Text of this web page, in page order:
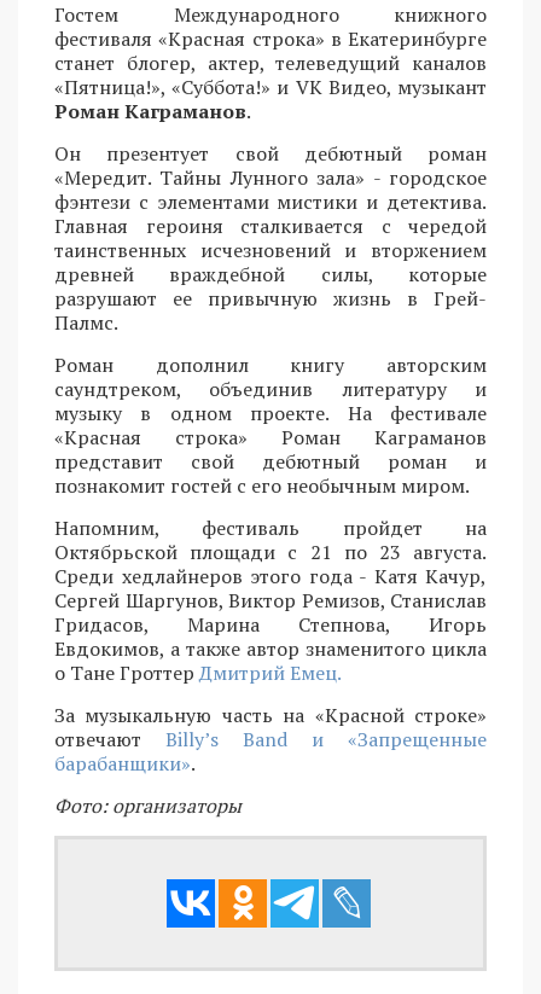
Гостем Международного книжного
фестиваля «Красная строка» в Екатеринбурге
станет блогер, актер, телеведущий каналов
«Пятница!», «Суббота!» и VK Видео, музыкант
Роман Каграманов.
Он презентует свой дебютный роман
«Мередит. Тайны Лунного зала» - городское
фэнтези с элементами мистики и детектива.
Главная героиня сталкивается с чередой
таинственных исчезновений и вторжением
древней враждебной силы, которые
разрушают ее привычную жизнь в Грей-
Палмс.
Роман дополнил книгу авторским
саундтреком, объединив литературу и
музыку в одном проекте. На фестивале
«Красная строка» Роман Каграманов
представит свой дебютный роман и
познакомит гостей с его необычным миром.
Напомним, фестиваль пройдет на
Октябрьской площади с 21 по 23 августа.
Среди хедлайнеров этого года - Катя Качур,
Сергей Шаргунов, Виктор Ремизов, Станислав
Гридасов, Марина Степнова, Игорь
Евдокимов, а также автор знаменитого цикла
о Тане ГроттерДмитрий Емец.
За музыкальную часть на «Красной строке»
отвечают Billy’s Band и «Запрещенные
барабанщики».
Фото: организаторы